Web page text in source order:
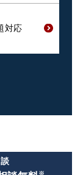
対応